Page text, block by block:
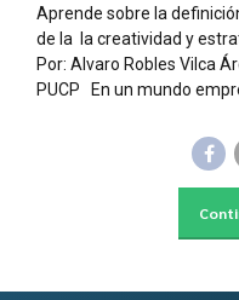
Aprende sobre la
de la la creatividad y
Por: Alvaro Robles Vilca
PUCP En un mundo